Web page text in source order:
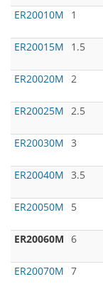
ER20010M
1
ER20015M 1.5
ER20020M 2
ER20025M 2.5
ER20030M 3
ER20040M 3.5
ER20050M 5
ER20060M 6
ER20070M 7